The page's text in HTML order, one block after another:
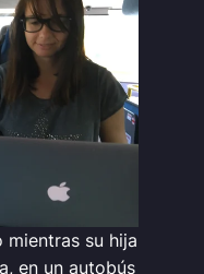
mientras su hija
en un autobús